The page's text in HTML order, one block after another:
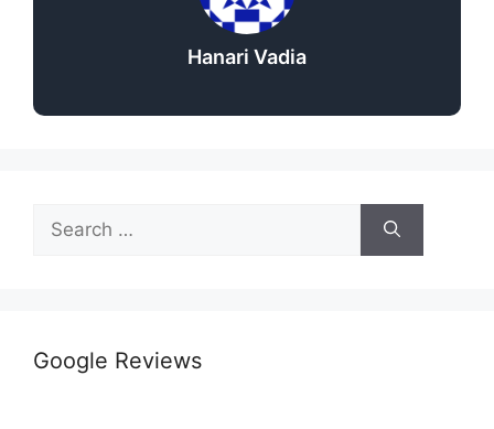
Hanari Vadia
Google Reviews